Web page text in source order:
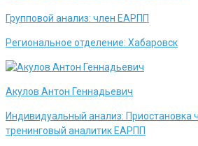
Групповой анализ: член ЕАРПП
Региональное отделение: Хабаровск
Акулов Антон Геннадьевич
Индивидуальный анализ: Приостановка
тренинговый аналитик ЕАРПП